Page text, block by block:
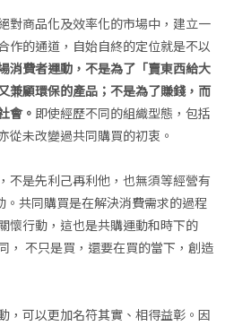
對商品化及效率化的市場中，建立一
作的通道，自始自終的定位就是不以
消費者運動，不是為了「賣東西給大
兼顧環保的產品；不是為了賺錢，而
會。 即使經歷不同的組織型態，包括
從未改變過共同購買的初衷。
不是先利己再利他，也無須等經營有
共同購買是在解決消費需求的過程
懷行動，這也是共購運動和時下的
， 不只是買，還要在買的當下，創造
，可以更加名符其實、相得益彰。因